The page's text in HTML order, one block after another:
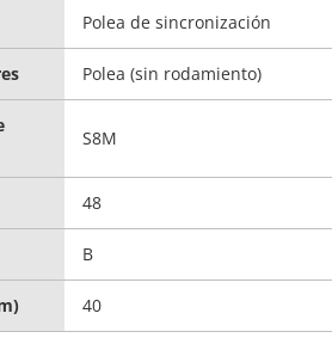
Polea de sincronización
Polea (sin rodamiento)
S8M
48
B
40